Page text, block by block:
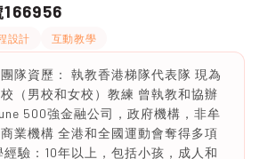
166956
設計 互動教學
隊資歷： 執教香港梯隊代表隊 現為
（男校和女校）教練 曾執教和協辦
500強金融公司，政府機構，非牟
業機構 全港和全國運動會奪得多項
經驗：10年以上，包括小孩，成人和